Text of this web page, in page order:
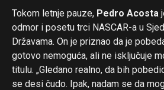
Tokom letnje pauze, Pedro Acosta
odmor i posetu trci NASCAR-a u
Državama. On je priznao da je
gotovo nemoguća, ali ne isključuje
titulu. „Gledano realno, da bih
se desi čudo. Ipak, nadam se da